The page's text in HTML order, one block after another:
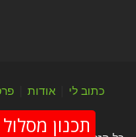
כתוב לי אודות
תכנון מסלול